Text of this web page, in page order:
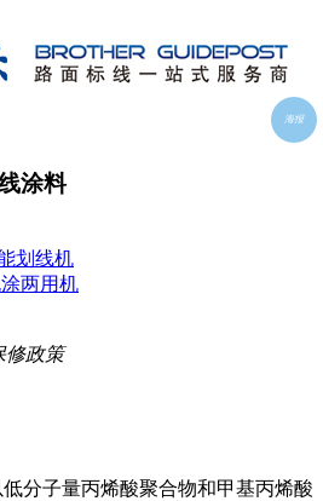
涂料
划线机
两用机
修政策
低分子量丙烯酸聚合物和甲基丙烯酸
海报